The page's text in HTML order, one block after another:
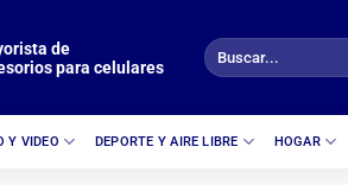
de
para celulares
Buscar
por:
Y VIDEO DEPORTE Y AIRE LIBRE HOGAR